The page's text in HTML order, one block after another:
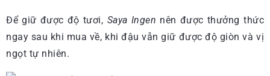
Để giữ được độ tươi, Saya Ingen nên được thưởng thức
ngay sau khi mua về, khi đậu vẫn giữ được độ giòn và vị
ngọt tự nhiên.